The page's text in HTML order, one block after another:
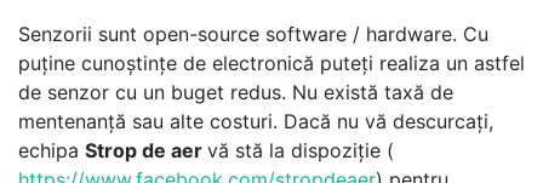
Senzorii sunt open-source software / hardware. Cu
puține cunoștințe de electronică puteți realiza un astfel
de senzor cu un buget redus. Nu există taxă de
mentenanță sau alte costuri. Dacă nu vă descurcați,
echipa Strop de aer vă stă la dispoziție (